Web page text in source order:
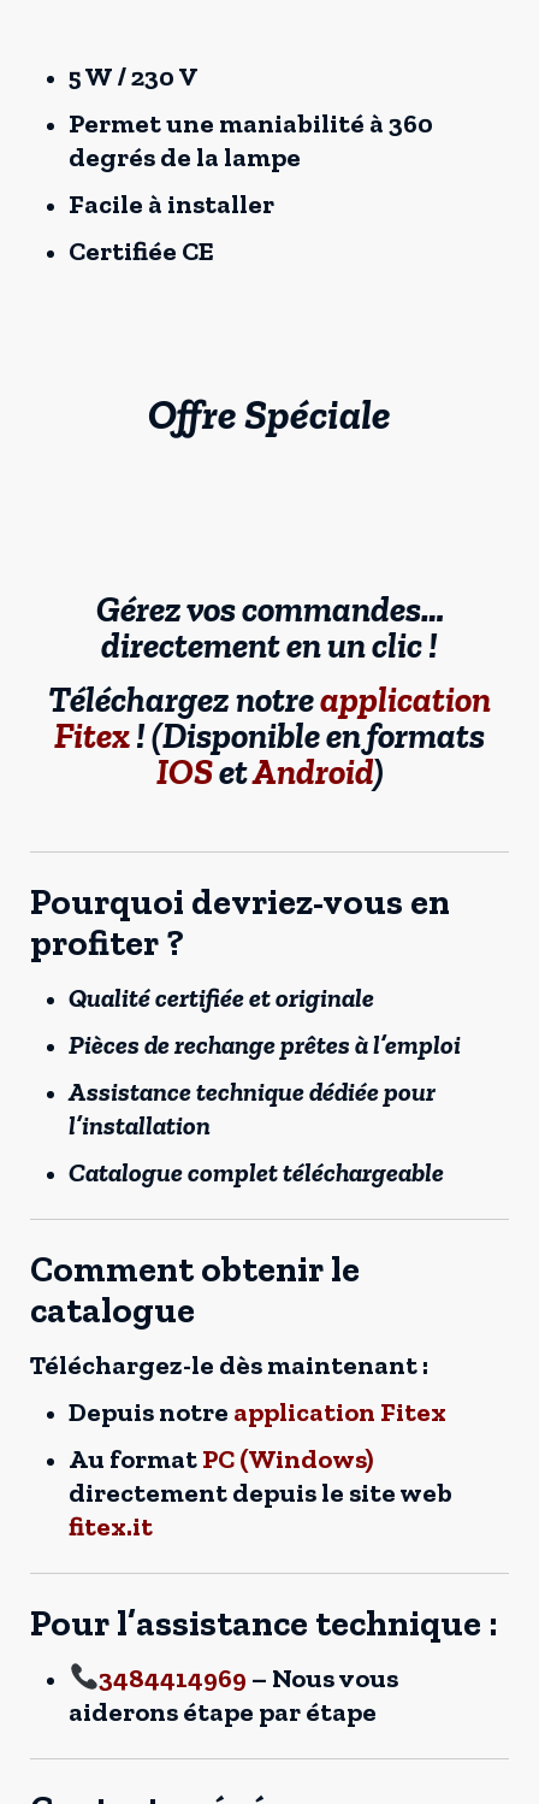
5 W / 230 V
Permet une maniabilité à 360
degrés de la lampe
Facile à installer
Certifiée CE
Offre Spéciale
Gérez vos commandes…
directement en un clic !
Téléchargez notreapplication
Fitex! (Disponible en formats
IOSetAndroid)
Pourquoi devriez-vous en
profiter ?
Qualité certifiée et originale
Pièces de rechange prêtes à l’emploi
Assistance technique dédiée pour
l’installation
Catalogue complet téléchargeable
Comment obtenir le
catalogue
Téléchargez-le dès maintenant :
Depuis notre application Fitex
Au formatPC (Windows)
directement depuis le site web
fitex.it
Pour l’assistance technique :
3484414969 – Nous vous
aiderons étape par étape